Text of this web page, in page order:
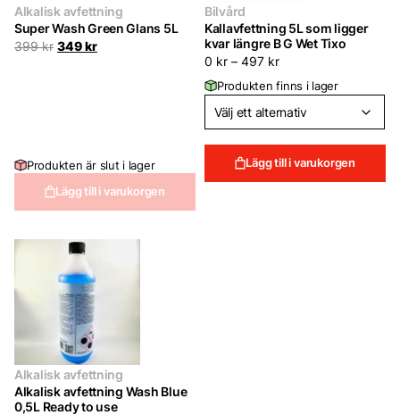
Alkalisk avfettning
Super Wash Green Glans 5L
399kr Det
349krDet
Produkten är slut i lager
Lägg till i varukorgen
Bilvård
Kallavfettning 5L som ligger
kvar längre B G Wet Tixo
0 kr – 497 kr
Produkten finns i lager
Lägg till i varukorgen
Alkalisk avfettning
Alkalisk avfettning Wash Blue
0,5L Ready to use